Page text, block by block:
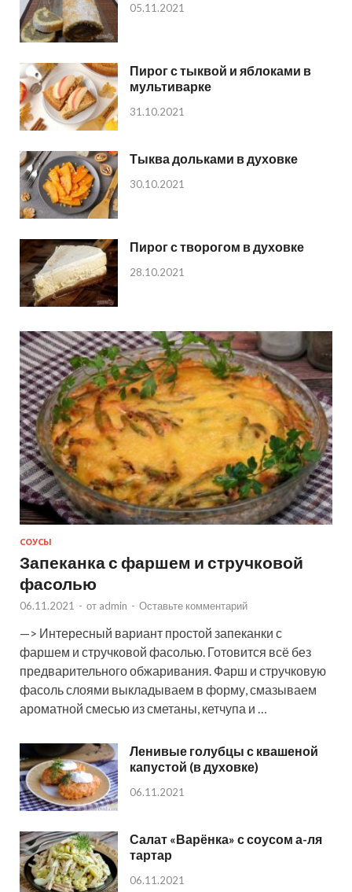
05.11.2021
Пирог с тыквой и яблоками в
мультиварке
31.10.2021
Тыква дольками в духовке
30.10.2021
Пирог с творогом в духовке
28.10.2021
СОУСЫ
Запеканка с фаршем и стручковой
фасолью
06.11.2021 - от admin - Оставьте комментарий
—> Интересный вариант простой запеканки с
фаршем и стручковой фасолью. Готовится всё без
предварительного обжаривания. Фарш и стручковую
фасоль слоями выкладываем в форму, смазываем
ароматной смесью из сметаны, кетчупа и …
Ленивые голубцы с квашеной
капустой (в духовке)
06.11.2021
Салат «Варёнка» с соусом а-ля
тартар
06.11.2021